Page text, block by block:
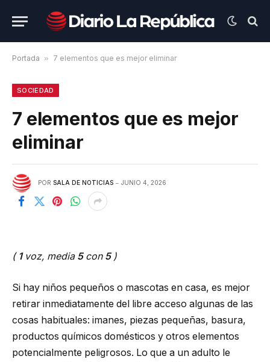
Portada » 7 elementos que es mejor eliminar
SOCIEDAD
7 elementos que es mejor
eliminar
POR SALA DE NOTICIAS JUNIO 4, 2026
( 1voz, media 5con 5)
Si hay niños pequeños o mascotas en casa, es mejor
retirar inmediatamente del libre acceso algunas de las
cosas habituales: imanes, piezas pequeñas, basura,
productos químicos domésticos y otros elementos
potencialmente peligrosos. Lo que a un adulto le